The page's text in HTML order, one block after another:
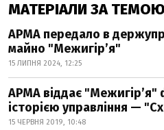
МАТЕРІАЛИ ЗА ТЕМОЮ
АРМА передало в
майно "Межигір’я"
15 ЛИПНЯ 2024, 12:25
АРМА віддає "Межигір’я"
історією управління —
15 ЧЕРВНЯ 2019, 10:48